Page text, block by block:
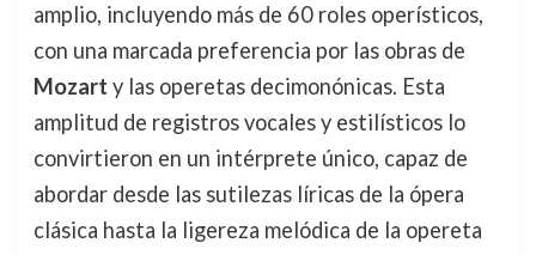
amplio, incluyendo más de 60 roles operísticos,
con una marcada preferencia por las obras de
Mozart y las operetas decimonónicas. Esta
amplitud de registros vocales y estilísticos lo
convirtieron en un intérprete único, capaz de
abordar desde las sutilezas líricas de la ópera
clásica hasta la ligereza melódica de la opereta